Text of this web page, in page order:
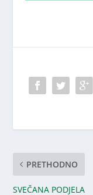
PRETHODNO
SVEČANA PODJELA